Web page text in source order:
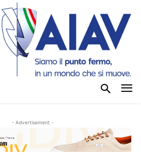
- Advertisement -